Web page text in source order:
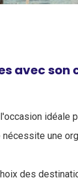
avec son
idéale
nécessite une
des